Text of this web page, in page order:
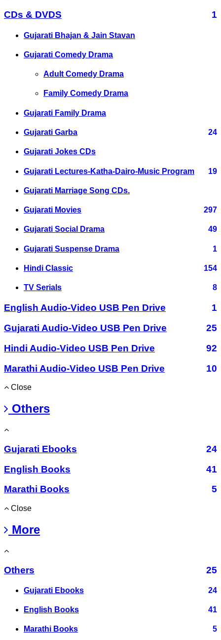
CDs & DVDS 1
Gujarati Bhajan & Jain Stavan
Gujarati Comedy Drama
Adult Comedy Drama
Family Comedy Drama
Gujarati Family Drama
Gujarati Garba 24
Gujarati Jokes CDs
Gujarati Lectures-Katha-Dairo-Music Program 19
Gujarati Marriage Song CDs.
Gujarati Movies 297
Gujarati Social Drama 49
Gujarati Suspense Drama 1
Hindi Classic 154
TV Serials 8
English Audio-Video USB Pen Drive
1
Gujarati Audio-Video USB Pen Drive
25
Hindi Audio-Video USB Pen Drive
92
Marathi Audio-Video USB Pen Drive
10
Close
Others
Gujarati Ebooks
24
English Books
41
Marathi Books
5
Close
More
Others 25
Gujarati Ebooks 24
English Books 41
Marathi Books 5